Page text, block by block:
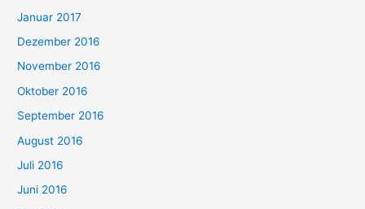
Januar 2017
Dezember 2016
November 2016
Oktober 2016
September 2016
August 2016
Juli 2016
Juni 2016